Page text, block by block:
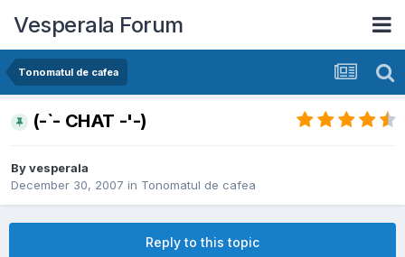
Vesperala Forum
Tonomatul de cafea
(-`- CHAT -'-)
Byvesperala
December 30, 2007 in Tonomatul de cafea
Reply to this topic